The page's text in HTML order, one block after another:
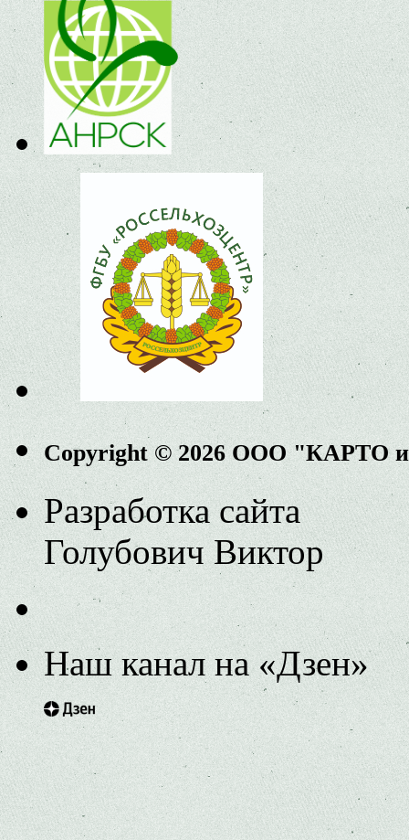
Copyright © 2026 ООО "КАРТО
Разработка сайта
Голубович Виктор
Наш канал на «Дзен»